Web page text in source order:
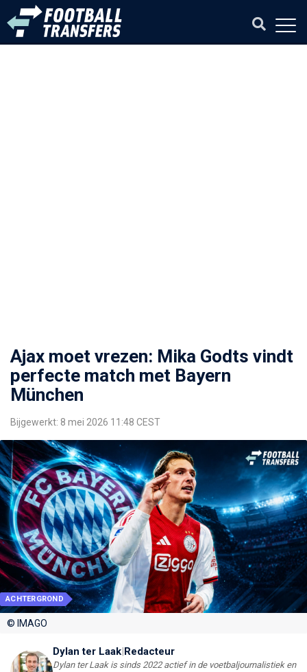
Ajax moet vrezen: Mika Godts vindt
perfecte match met Bayern
München
Bijgewerkt: 8 mei 2026 11:48 CEST
ACHTERGROND
© IMAGO
Dylan ter Laak|Redacteur
Dylan ter Laak is sinds 2022 actief in de voetbaljournalistiek en